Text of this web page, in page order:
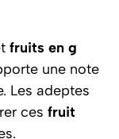
fruits en g
une note
Les adeptes
ces fruit